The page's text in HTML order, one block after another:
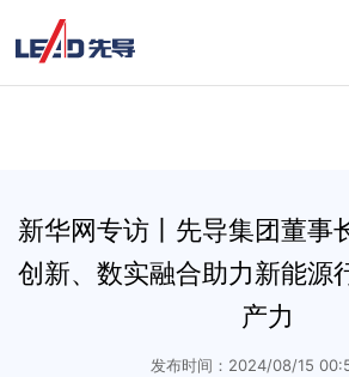
新华网专访丨先导集团董事
创新、数实融合助力新能源
产力
发布时间：2024/08/15